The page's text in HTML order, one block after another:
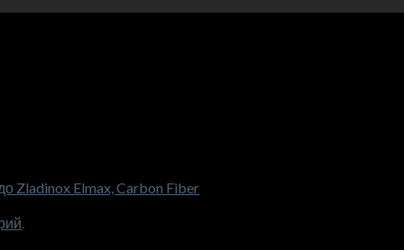
Zladinox Elmax, Carbon Fiber
.